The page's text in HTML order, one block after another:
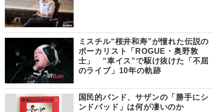
ミスチル“桜井和寿”が憧れた伝説の
ボーカリスト「ROGUE・奥野敦
士」 “車イス”で駆け抜けた「不屈
のライブ」10年の軌跡
国民的バンド、サザンの「勝手にシ
ンドバッド」は何が凄いのか